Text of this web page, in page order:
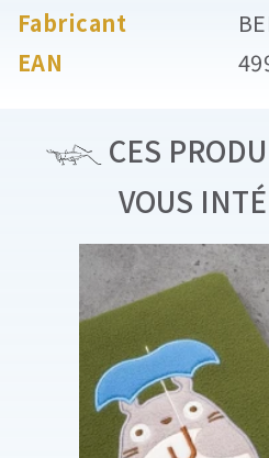
Fabricant
EAN
CES
VOUS